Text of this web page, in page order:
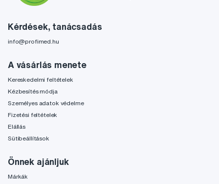
Kérdések, tanácsadás
info@profimed.hu
A vásárlás menete
Kereskedelmi feltételek
Kézbesítés módja
Személyes adatok védelme
Fizetési feltételek
Elállás
Sütibeállítások
Önnek ajánljuk
Márkák